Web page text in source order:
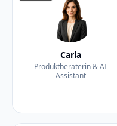
Carla
Produktberaterin & AI
Assistant